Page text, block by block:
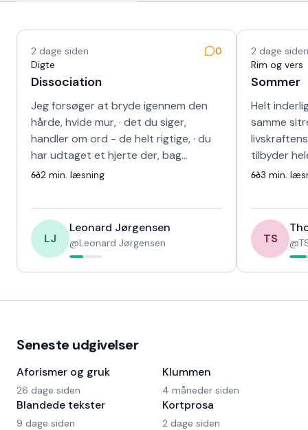
2 dage siden
0
Digte
Dissociation
Jeg forsøger at bryde igennem den
hårde, hvide mur, · det du siger,
handler om ord - de helt rigtige, · du
har udtaget et hjerte der, bag
skinnet, · kunne ikke længere banke i
2 min. læsning
LJ
Leonard Jørgensen
@Leonard Jørgensen
2 dage siden
Rim og vers
Sommer
Helt
samme
tilbyder
sang for
3 min.
TS @
Seneste udgivelser
Aforismer og gruk
26 dage siden
Blandede tekster
9 dage siden
Klummen
4 måneder siden
Kortprosa
2 dage siden